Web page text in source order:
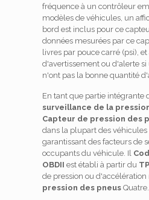
fréquence à un contrôleur
modèles de véhicules, un
bord est inclus pour ce
données mesurées par ce
livres par pouce carré (psi),
d'avertissement ou d'alerte
n'ont pas la bonne quantité
En tant que partie intégrante
surveillance de la
Capteur de pression des
dans la plupart des véhicules
garantissant des facteurs de
occupants du véhicule. Il
OBDII est établi à partir du
de pression ou d'accélération
pression des pneus Quatre.